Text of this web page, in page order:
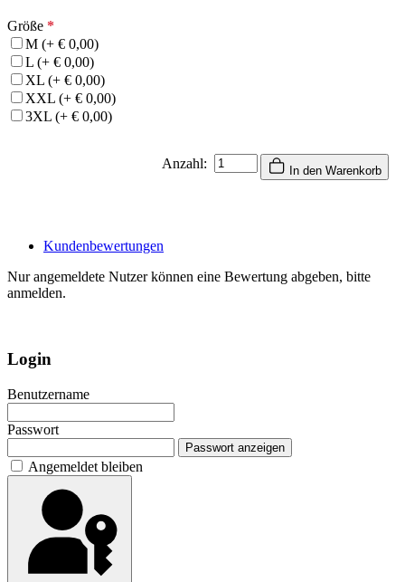
Größe *
M (+ € 0,00)
L (+ € 0,00)
XL (+ € 0,00)
XXL (+ € 0,00)
3XL (+ € 0,00)
Anzahl: In den Warenkorb
Kundenbewertungen
Nur angemeldete Nutzer können eine Bewertung abgeben, bitte
anmelden.
Login
Benutzername
Passwort
Passwort anzeigen
Angemeldet bleiben